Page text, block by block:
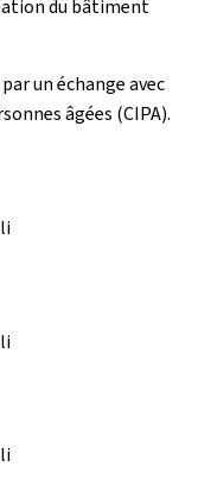
du bâtiment
un échange avec
âgées (CIPA).